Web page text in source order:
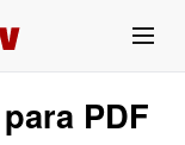
PDF